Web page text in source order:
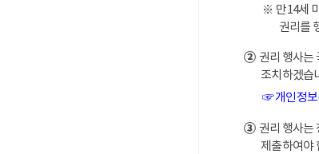
※ 만14세
권리를
②권리 행사는
조치하겠습
☞ 개인정보
③권리 행사는
제출하여야